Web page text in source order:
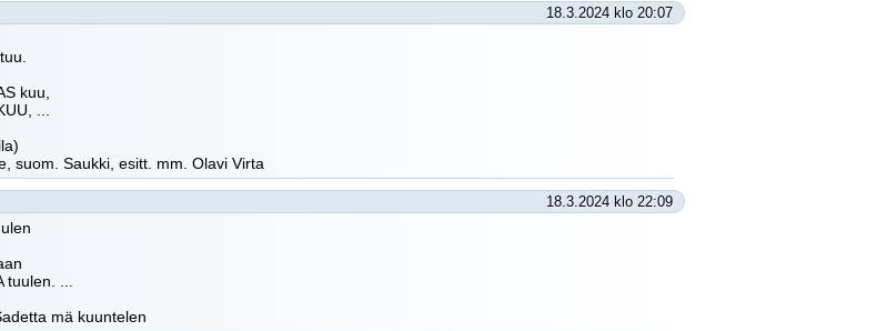
18.3.2024 klo 20:07
kuu,
...
suom. Saukki, esitt. mm. Olavi Virta
18.3.2024 klo 22:09
...
mä kuuntelen